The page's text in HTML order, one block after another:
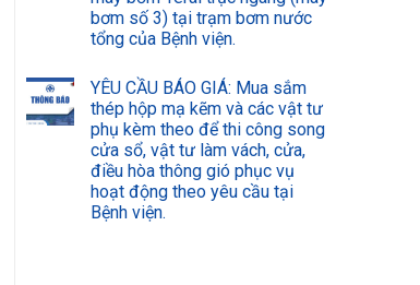
bơm số 3) tại trạm bơm nước
tổng của Bệnh viện.
YÊU CẦU BÁO GIÁ: Mua sắm
thép hộp mạ kẽm và các vật tư
phụ kèm theo để thi công song
cửa sổ, vật tư làm vách, cửa,
điều hòa thông gió phục vụ
hoạt động theo yêu cầu tại
Bệnh viện.